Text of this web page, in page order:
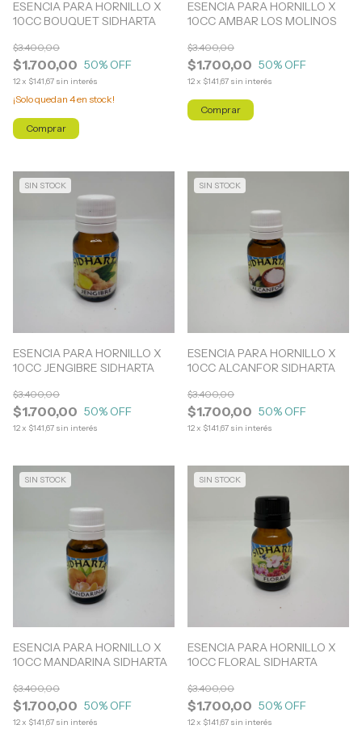
ESENCIA PARA HORNILLO X
10CC BOUQUET SIDHARTA
$1.700,00
$3.400,00
50% OFF
12x $141,67 sin interés
¡Solo quedan 4en stock!
ESENCIA PARA HORNILLO X
10CC AMBAR LOS MOLINOS
$1.700,00
$3.400,00
50% OFF
12x $141,67 sin interés
SIN STOCK
ESENCIA PARA HORNILLO X
10CC JENGIBRE SIDHARTA
$1.700,00
$3.400,00
50% OFF
12x $141,67 sin interés
SIN STOCK
ESENCIA PARA HORNILLO X
10CC ALCANFOR SIDHARTA
$1.700,00
$3.400,00
50% OFF
12x $141,67 sin interés
SIN STOCK
ESENCIA PARA HORNILLO X
10CC MANDARINA SIDHARTA
$1.700,00
$3.400,00
50% OFF
12x $141,67 sin interés
SIN STOCK
ESENCIA PARA HORNILLO X
10CC FLORAL SIDHARTA
$1.700,00
$3.400,00
50% OFF
12x $141,67 sin interés